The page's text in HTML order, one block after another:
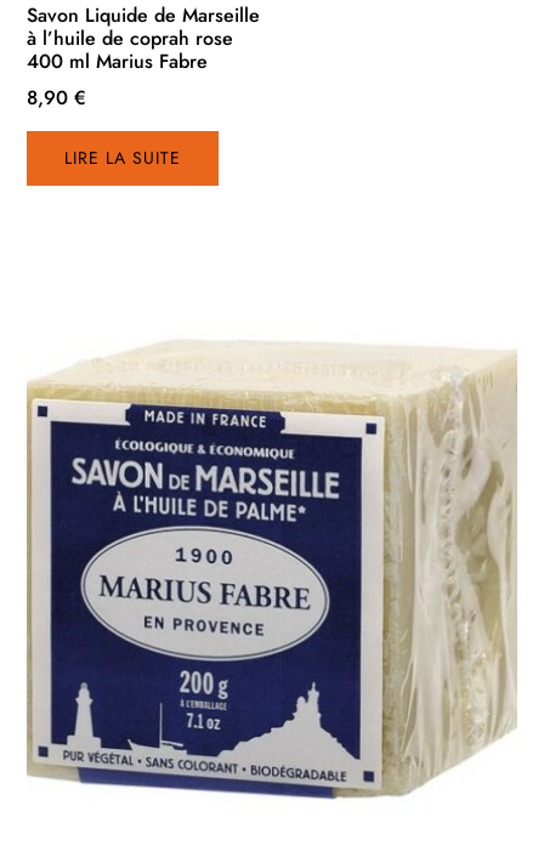
Savon Liquide de Marseille
à l’huile de coprah rose
400 ml Marius Fabre
8,90€
LIRE LA SUITE